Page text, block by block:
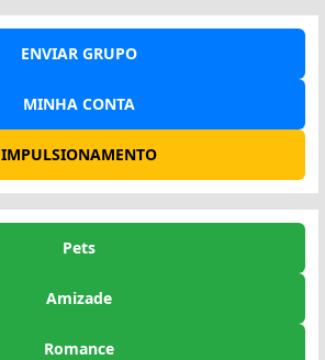
ENVIAR GRUPO
MINHA CONTA
IMPULSIONAMENTO
Pets
Amizade
Romance